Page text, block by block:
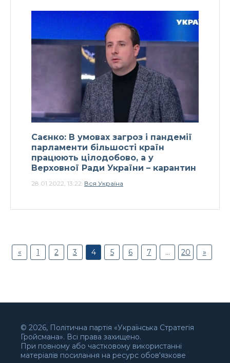
Саєнко: В умовах загроз і пандемії
парламенти більшості країн
працюють цілодобово, а у
Верховної Ради України – карантин
28.01.2022, 13:22 Вся Україна
« 1 2 3 4 5 6 7 … 20 »
© 2026, Політична партія «Українська Стратегія
Гройсмана». Всі права захищено.
При повному або частковому використанні
матеріалів посилання на ресурс обов'язкове